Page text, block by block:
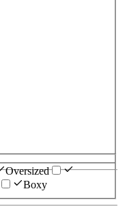
Oversized
Boxy